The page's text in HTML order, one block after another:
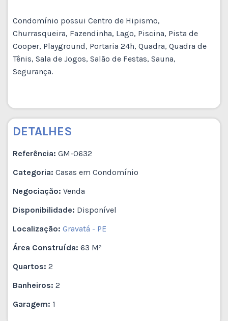
Condomínio possui Centro de Hipismo,
Churrasqueira, Fazendinha, Lago, Piscina, Pista de
Cooper, Playground, Portaria 24h, Quadra, Quadra de
Tênis, Sala de Jogos, Salão de Festas, Sauna,
Segurança.
DETALHES
Referência: GM-0632
Categoria: Casas em Condomínio
Negociação: Venda
Disponibilidade: Disponível
Localização: Gravatá - PE
Área Construída:
63 M²
Quartos: 2
Banheiros: 2
Garagem: 1